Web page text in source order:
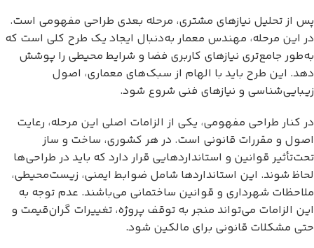
پس از تحلیل نیازهای مشتری، مرحله بعدی طراحی مفهومی است.
در این مرحله، مهندس معمار به‌دنبال ایجاد یک طرح کلی است که
به‌طور جامع‌تری نیازهای کاربری فضا و شرایط محیطی را پوشش
دهد. این طرح باید با الهام از سبک‌های معماری، اصول
زیبایی‌شناسی و نیازهای فنی شروع شود.
در کنار طراحی مفهومی، یکی از الزامات اصلی این مرحله، رعایت
اصول و مقررات قانونی است. در هر کشوری، ساخت و ساز
تحت‌تأثیر قوانین و استانداردهایی قرار دارد که باید در طراحی‌ها
لحاظ شوند. این استانداردها شامل ضوابط ایمنی، زیست‌محیطی،
ملاحظات شهرداری و قوانین ساختمانی می‌باشند. عدم توجه به
این الزامات می‌تواند منجر به توقف پروژه، تغییرات گران‌قیمت و
حتی مشکلات قانونی برای مالکین شود.